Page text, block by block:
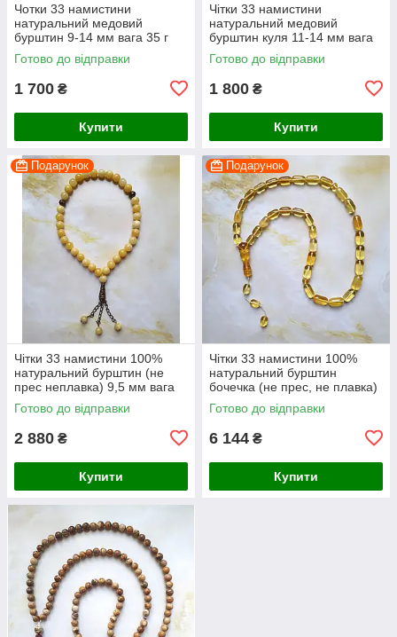
Чотки 33 намистини
натуральний медовий
бурштин 9-14 мм вага 35 г
Готово до відправки
1 700 ₴
Купити
Чітки 33 намистини
натуральний медовий
бурштин куля 11-14 мм вага
45 г
Готово до відправки
1 800 ₴
Купити
Подарунок
Чітки 33 намистини 100%
натуральний бурштин (не
прес неплавка) 9,5 мм вага
20г
Готово до відправки
2 880 ₴
Купити
Подарунок
Чітки 33 намистини 100%
натуральний бурштин
бочечка (не прес, не плавка)
8-17 мм вага 32 г
Готово до відправки
6 144 ₴
Купити